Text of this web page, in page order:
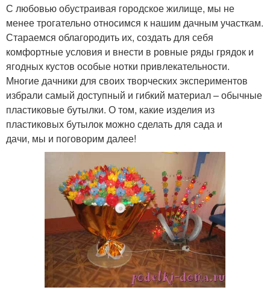
С любовью обустраивая городское жилище, мы не
менее трогательно относимся к нашим дачным участкам.
Стараемся облагородить их, создать для себя
комфортные условия и внести в ровные ряды грядок и
ягодных кустов особые нотки привлекательности.
Многие дачники для своих творческих экспериментов
избрали самый доступный и гибкий материал – обычные
пластиковые бутылки. О том, какие изделия из
пластиковых бутылок можно сделать для сада и
дачи, мы и поговорим далее!